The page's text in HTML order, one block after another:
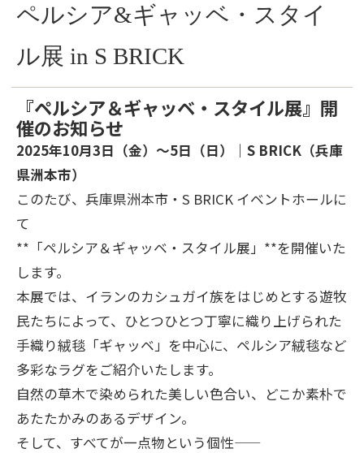
ペルシア&ギャッベ・スタイ
ル展 in S BRICK
『ペルシア＆ギャッベ・スタイル展』開
催のお知らせ
2025年10月3日（金）～5日（日）｜S BRICK（兵庫
県洲本市）
このたび、兵庫県洲本市・S BRICK イベントホールに
て
**「ペルシア＆ギャッベ・スタイル展」**を開催いた
します。
本展では、イランのカシュガイ族をはじめとする遊牧
民たちによって、ひとつひとつ丁寧に織り上げられた
手織り絨毯「ギャッベ」を中心に、ペルシア絨毯など
多彩なラグをご紹介いたします。
自然の草木で染められた美しい色合い、どこか素朴で
あたたかみのあるデザイン。
そして、すべてが一点物という個性――